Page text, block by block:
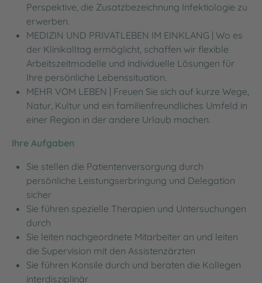
Perspektive, die Zusatzbezeichnung Infektiologie zu
erwerben.
MEDIZIN UND PRIVATLEBEN IM EINKLANG | Wo es
der Klinikalltag ermöglicht, schaffen wir flexible
Arbeitszeitmodelle und individuelle Lösungen für
Ihre persönliche Lebenssituation.
MEHR VOM LEBEN | Freuen Sie sich auf kurze Wege,
Natur, Kultur und ein familienfreundliches Umfeld in
einer Region in der andere Urlaub machen.
Ihre Aufgaben
Sie stellen die Patientenversorgung durch
persönliche Leistungserbringung und Delegation
sicher
Sie führen spezielle Therapien und Untersuchungen
durch
Sie leiten nachgeordnete Mitarbeiter an und leiten
die Supervision mit den Assistenzärzten
Sie führen Konsile durch und beraten die Kollegen
interdisziplinär